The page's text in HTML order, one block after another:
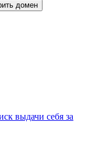
домен
выдачи себя за